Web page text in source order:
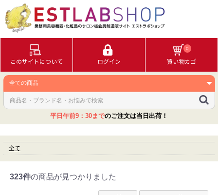
このサイトについて ログイン
0
買い物カゴ
平日午前9：30までのご注文は当日出荷！
全て
323件の商品が見つかりました